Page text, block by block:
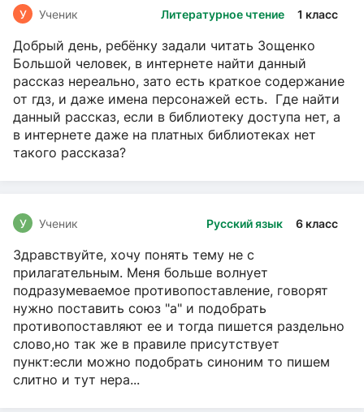
Литературное чтение 1 класс
У Ученик
Добрый день, ребёнку задали читать Зощенко
Большой человек, в интернете найти данный
рассказ нереально, зато есть краткое содержание
от гдз, и даже имена персонажей есть. Где найти
данный рассказ, если в библиотеку доступа нет, а
в интернете даже на платных библиотеках нет
такого рассказа?
Русский язык 6 класс
У Ученик
Здравствуйте, хочу понять тему не с
прилагательным. Меня больше волнует
подразумеваемое противопоставление, говорят
нужно поставить союз "а" и подобрать
противопоставляют ее и тогда пишется раздельно
слово,но так же в правиле присутствует
пункт:если можно подобрать синоним то пишем
слитно и тут нера...